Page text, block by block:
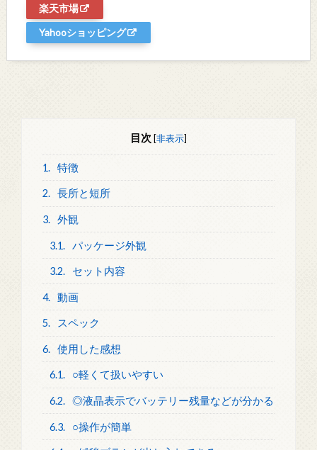
楽天市場
Yahooショッピング
目次 [非表示]
1. 特徴
2. 長所と短所
3. 外観
3.1. パッケージ外観
3.2. セット内容
4. 動画
5. スペック
6. 使用した感想
6.1. ○軽くて扱いやすい
6.2. ◎液晶表示でバッテリー残量などが分かる
6.3. ○操作が簡単